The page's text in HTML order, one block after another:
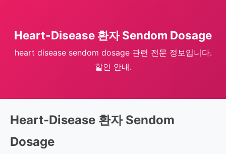
Heart-Disease 환자 Sendom Dosage
heart disease sendom dosage 관련 전문 정보입니다.
할인 안내.
Heart-Disease 환자 Sendom
Dosage